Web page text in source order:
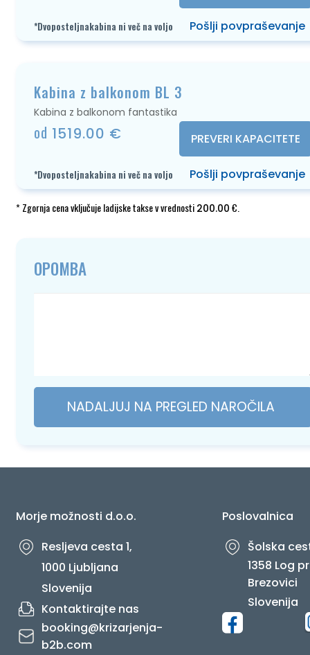
Pošlji povpraševanje
*Dvoposteljnakabina ni več na voljo
Pošlji povpraševanje
Kabina z balkonom BL 3
Kabina z balkonom fantastika
od 1519.00 € PREVERI KAPACITETE
*Dvoposteljnakabina ni več na voljo
* Zgornja cena vključuje ladijske takse v vrednosti 200.00 €.
OPOMBA
NADALJUJ NA PREGLED NAROČILA
Morje možnosti d.o.o.
Resljeva cesta 1,
1000 Ljubljana
Slovenija
Kontaktirajte nas
booking@krizarjenja-
b2b.com
Poslovalnica
Šolska
1358 Log
Brezovici
Slovenija